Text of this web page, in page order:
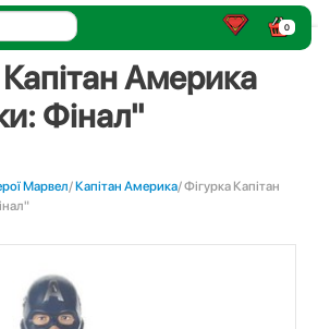
0
Америка
Фінал"
Марвел/Капітан Америка/ Фігурка Капітан